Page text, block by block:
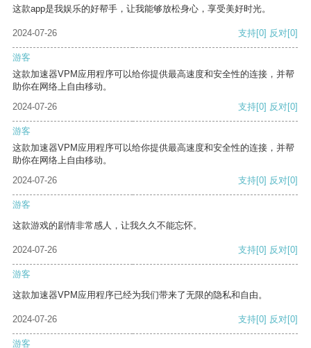
这款app是我娱乐的好帮手，让我能够放松身心，享受美好时光。
2024-07-26 支持[0] 反对[0]
游客
这款加速器VPM应用程序可以给你提供最高速度和安全性的连接，并帮
助你在网络上自由移动。
2024-07-26
支持[0] 反对[0]
游客
这款加速器VPM应用程序可以给你提供最高速度和安全性的连接，并帮
助你在网络上自由移动。
2024-07-26
支持[0] 反对[0]
游客
这款游戏的剧情非常感人，让我久久不能忘怀。
2024-07-26 支持[0] 反对[0]
游客
这款加速器VPM应用程序已经为我们带来了无限的隐私和自由。
2024-07-26 支持[0] 反对[0]
游客